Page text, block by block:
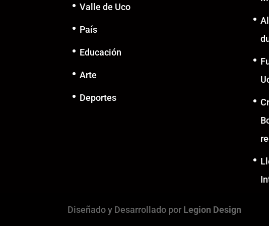
Valle de Uco
País
Educación
Arte
Deportes
Diseñado y Desarrollado por Legion Design